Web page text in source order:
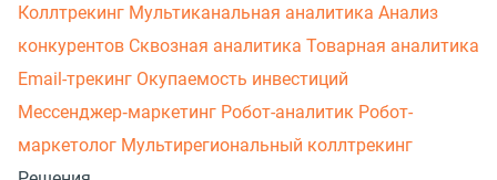
Коллтрекинг Мультиканальная аналитика Анализ
конкурентов Сквозная аналитика Товарная аналитика
Email-трекинг Окупаемость инвестиций
Мессенджер‑маркетинг Робот-аналитик Робот-
маркетолог Мультирегиональный коллтрекинг